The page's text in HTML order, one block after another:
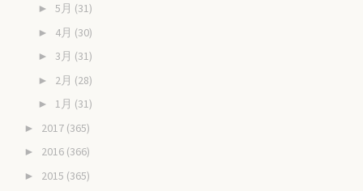
► 5月 (31)
► 4月 (30)
► 3月 (31)
► 2月 (28)
► 1月 (31)
► 2017 (365)
► 2016 (366)
► 2015 (365)